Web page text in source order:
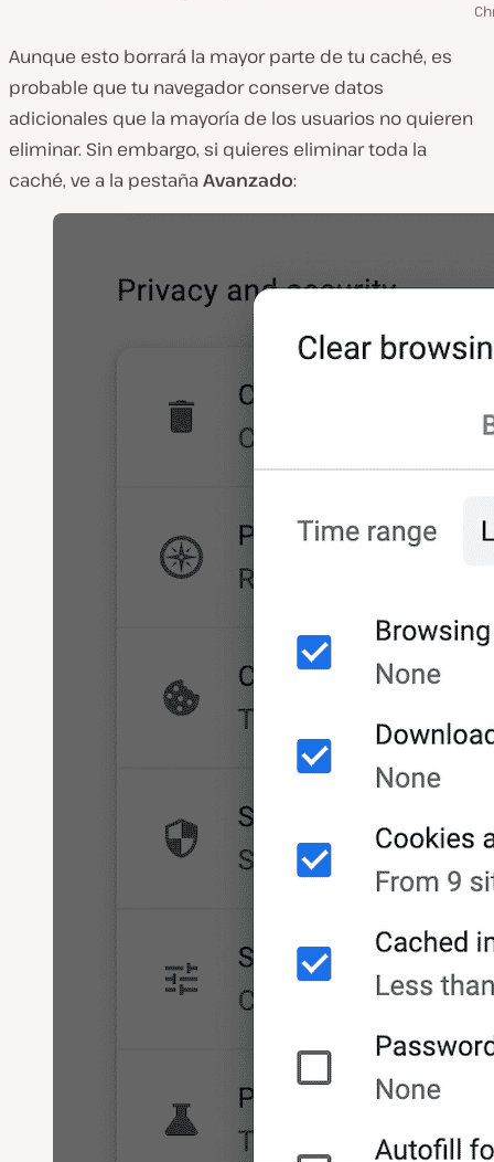
Aunque esto borrará la mayor parte de tu caché, es
probable que tu navegador conserve datos
adicionales que la mayoría de los usuarios no quieren
eliminar. Sin embargo, si quieres eliminar toda la
caché, ve a la pestaña Avanzado: